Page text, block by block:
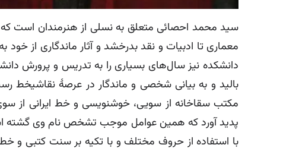
سید محمد احصائی متعلق به نسلی از هنرمندان است
دانشکده نیز سال‌های بسیاری را به تدریس و پرورش
بالید و به بیانی شخصی و ماندگار در عرصۀ نقاشیخط
مکتب سقاخانه از سویی، خوشنویسی و خط ایرانی از
پدید آورد که همین عوامل موجب تشخص نام وی گشته
با استفاده از حروف مختلف و با تکیه بر سنت کتبی و